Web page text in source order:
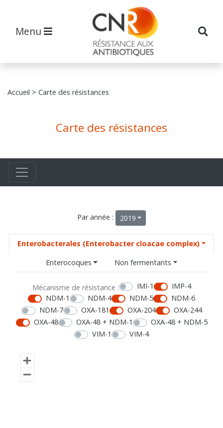
Menu
Accueil > Carte des résistances
Carte des résistances
Par année : 2019
Enterobacterales (Enterobacter cloacae complex)
Enterocoques
Non fermentants
Mécanisme de résistance : IMI-1
IMP-4
NDM-1
NDM-4 NDM-5
NDM-6
NDM-7
OXA-181 OXA-204
OXA-244
OXA-48
OXA-48 + NDM-1
OXA-48 + NDM-5
VIM-1
VIM-4